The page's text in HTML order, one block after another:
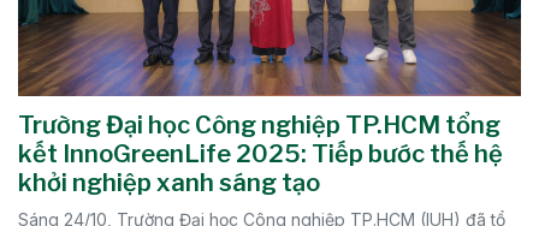
Trường Đại học Công nghiệp TP.HCM tổng
kết InnoGreenLife 2025: Tiếp bước thế hệ
khởi nghiệp xanh sáng tạo
Sáng 24/10, Trường Đại học Công nghiệp TP.HCM (IUH) đã tổ